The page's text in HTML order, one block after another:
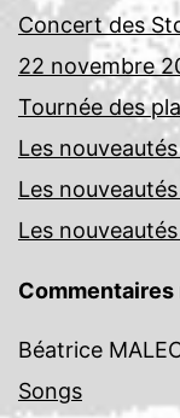
Concert des
22 novembre
Tournée des
Les
Les
Les
Béatrice
Songs